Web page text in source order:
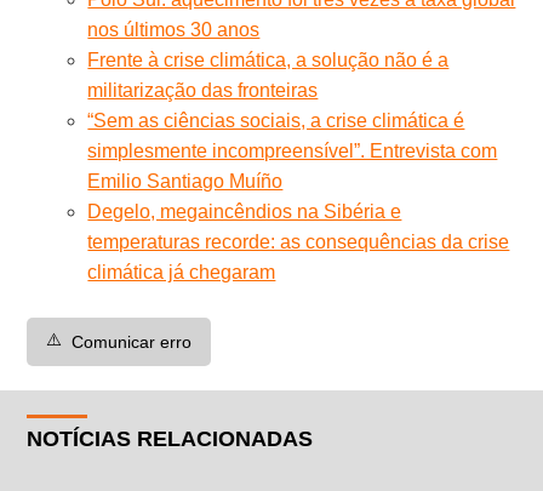
nos últimos 30 anos
Frente à crise climática, a solução não é a
militarização das fronteiras
“Sem as ciências sociais, a crise climática é
simplesmente incompreensível”. Entrevista com
Emilio Santiago Muíño
Degelo, megaincêndios na Sibéria e
temperaturas recorde: as consequências da crise
climática já chegaram
⚠️ Comunicar erro
NOTÍCIAS RELACIONADAS